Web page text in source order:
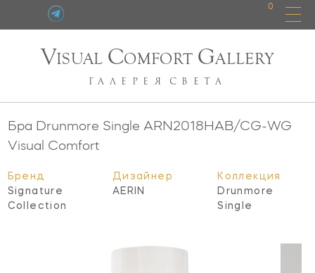
0
VISUAL COMFORT GALLERY
ГАЛЕРЕЯ СВЕТА
Бра Drunmore Single ARN2018HAB/CG-WG
Visual Comfort
Бренд
Signature
Collection
Дизайнер
AERIN
Коллекция
Drunmore
Single